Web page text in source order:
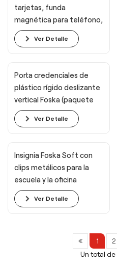
tarjetas, funda
magnética para teléfono,
cartera magnética,
tarjetero
Ver Detalle
Porta credenciales de
plástico rígido deslizante
vertical Foska (paquete
de 10)
Ver Detalle
Insignia Foska Soft con
clips metálicos para la
escuela y la oficina
Ver Detalle
1 2
Un total de